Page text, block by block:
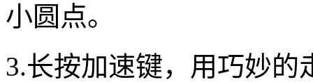
小圆点。
3.长按加速键，用巧妙